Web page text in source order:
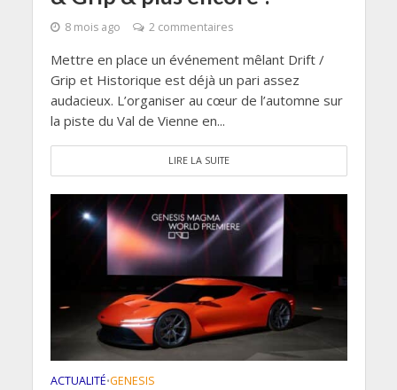
8 mois ago 2 commentaires
Mettre en place un événement mêlant Drift /
Grip et Historique est déjà un pari assez
audacieux. L’organiser au cœur de l’automne sur
la piste du Val de Vienne en...
LIRE LA SUITE
ACTUALITÉ•GENESIS